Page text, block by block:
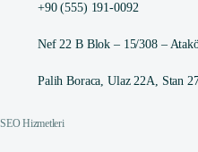
+90 (555) 191-0092
Nef 22 B Blok – 15/308 –
Palih Boraca, Ulaz 22A, Stan
SEO Hizmetleri